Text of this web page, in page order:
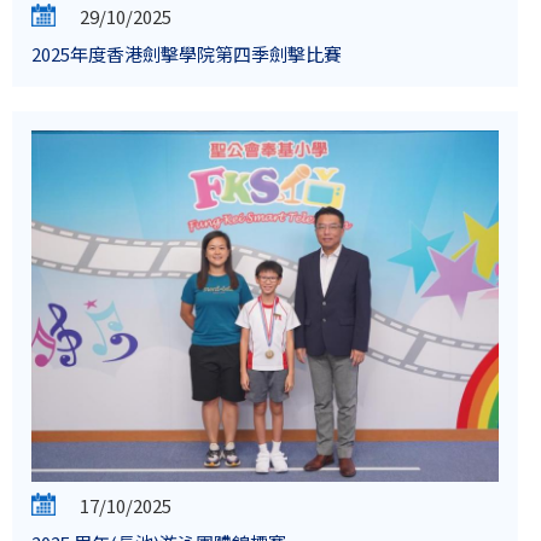
29/10/2025
2025年度香港劍擊學院第四季劍擊比賽
17/10/2025